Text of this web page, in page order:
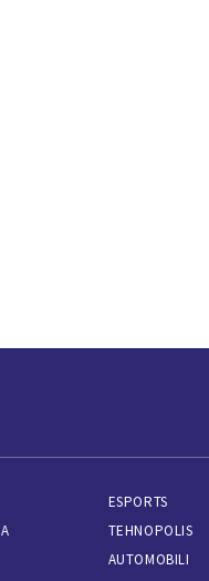
ESPORTS
TEHNOPOLIS
AUTOMOBILI